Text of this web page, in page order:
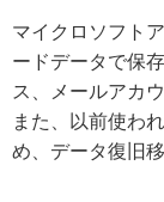
マイクロソフト
ードデータで保
ス、メールアカ
また、以前使わ
め、データ復旧